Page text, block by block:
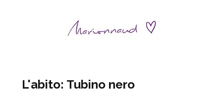
L'abito: Tubino nero